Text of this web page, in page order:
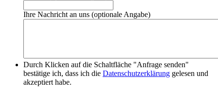
Ihre Nachricht an uns (optionale Angabe)
Durch Klicken auf die Schaltfläche "Anfrage senden"
bestätige ich, dass ich die Datenschutzerklärung gelesen und
akzeptiert habe.